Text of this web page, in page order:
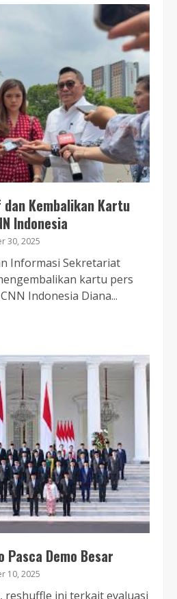
Kembalikan Kartu
Indonesia
30, 2025
Informasi Sekretariat
kartu pers
Indonesia Diana...
Pasca Demo Besar
10, 2025
reshuffle ini terkait evaluasi